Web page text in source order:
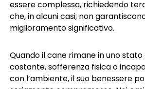
essere complessa, richiedendo
che, in alcuni casi, non
miglioramento significativo.
Quando il cane rimane in uno
costante, sofferenza fisica o
con l’ambiente, il suo benessere